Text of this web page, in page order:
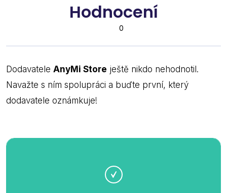
Hodnocení
0
Dodavatele AnyMi Store ještě nikdo nehodnotil.
Navažte s ním spolupráci a buďte první, který
dodavatele oznámkuje!